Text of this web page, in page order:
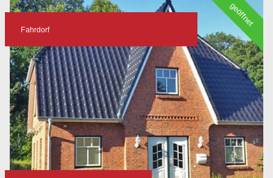
Fahrdorf
geöffnet